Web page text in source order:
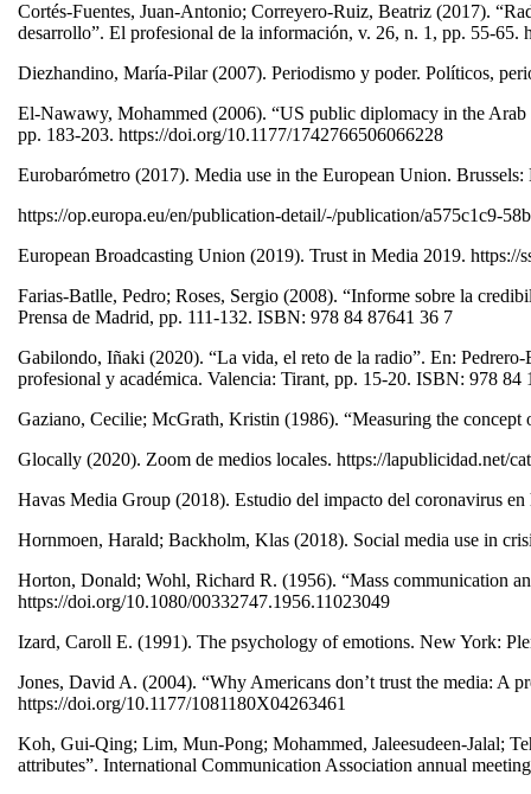
Cortés-Fuentes, Juan-Antonio; Correyero-Ruiz, Beatriz (2017).
desarrollo”. El profesional de la información, v. 26, n. 1, pp. 55-
Diezhandino, María-Pilar (2007). Periodismo y poder. Políticos,
El-Nawawy, Mohammed (2006). “US public diplomacy in the
pp. 183-203. https://doi.org/10.1177/1742766506066228
Eurobarómetro (2017). Media use in the European Union.
https://op.europa.eu/en/publication-detail/-/publication/a575c1c9-
European Broadcasting Union (2019). Trust in Media 2019. https://
Farias-Batlle, Pedro; Roses, Sergio (2008). “Informe sobre la
Prensa de Madrid, pp. 111-132. ISBN: 978 84 87641 36 7
Gabilondo, Iñaki (2020). “La vida, el reto de la radio”. En:
profesional y académica. Valencia: Tirant, pp. 15-20. ISBN: 978 84
Gaziano, Cecilie; McGrath, Kristin (1986). “Measuring the
Glocally (2020). Zoom de medios locales. https://lapublicidad.net/
Havas Media Group (2018). Estudio del impacto del coronavirus
Hornmoen, Harald; Backholm, Klas (2018). Social media use in
Horton, Donald; Wohl, Richard R. (1956). “Mass communication
https://doi.org/10.1080/00332747.1956.11023049
Izard, Caroll E. (1991). The psychology of emotions. New York:
Jones, David A. (2004). “Why Americans don’t trust the media: A
https://doi.org/10.1177/1081180X04263461
Koh, Gui-Qing; Lim, Mun-Pong; Mohammed, Jaleesudeen-Jalal;
attributes”. International Communication Association annual